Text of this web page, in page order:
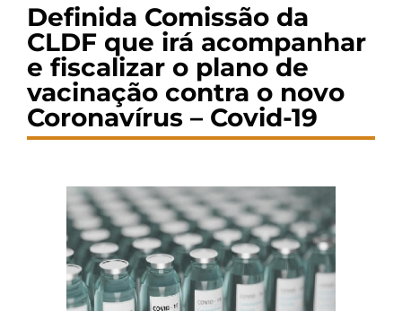
Definida Comissão da
CLDF que irá acompanhar
e fiscalizar o plano de
vacinação contra o novo
Coronavírus – Covid-19